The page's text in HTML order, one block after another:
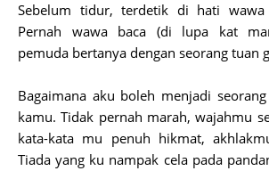
Sebelum tidur, terdetik di hati wawa
Pernah wawa baca (di lupa kat
pemuda bertanya dengan seorang tuan
Bagaimana aku boleh menjadi
kamu. Tidak pernah marah, wajahmu
kata-kata mu penuh hikmat,
Tiada yang ku nampak cela pada